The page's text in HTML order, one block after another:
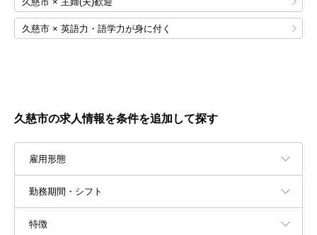
久慈市 × 英語力・語学力が身に付く
久慈市の求人情報を条件を追加して探す
雇用形態
勤務期間・シフト
特徴